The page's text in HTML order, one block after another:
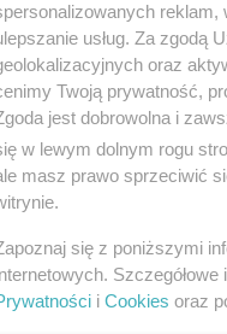
– o hali Cracovii
reklam,
usług. Za zgodą
oraz
Twoją prywatność,
jest dobrowolna i
w lewym dolnym rogu
masz prawo sprzeciwić
się z poniższymi
i Cookies oraz